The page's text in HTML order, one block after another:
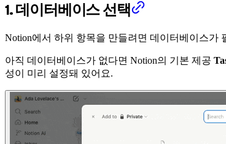
1. 데이터베이스 선택
Notion에서 하위 항목을 만들려면 데이터베이스가
아직 데이터베이스가 없다면 Notion의 기본 제공
성이 미리 설정돼 있어요.